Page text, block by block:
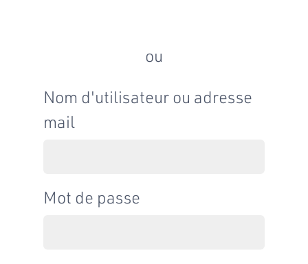
ou
Nom d'utilisateur ou adresse
mail
Mot de passe